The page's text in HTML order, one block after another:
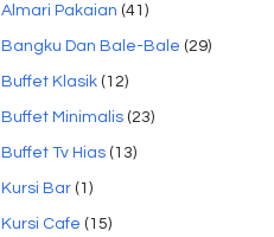
Almari Pakaian (41)
Bangku Dan Bale-Bale (29)
Buffet Klasik(12)
Buffet Minimalis(23)
Buffet Tv Hias(13)
Kursi Bar(1)
Kursi Cafe (15)